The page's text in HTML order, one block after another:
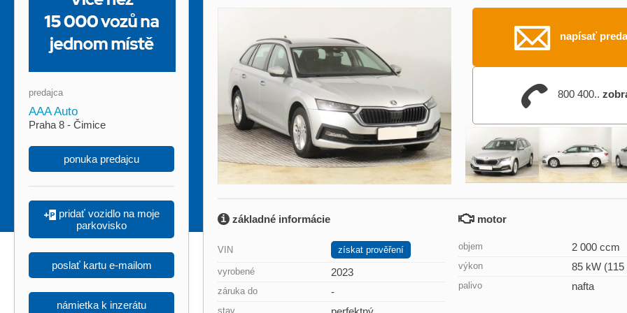
napísať
800 400..
základné informácie
VIN získat prověření
vyrobené 2023
záruka do -
stav
motor
objem 2 000 ccm
výkon 85 kW (115
palivo nafta
predajca
AAA Auto
Praha 8 - Čimice
ponuka predajcu
pridať vozidlo na moje
parkovisko
poslať kartu e-mailom
námietka k inzerátu